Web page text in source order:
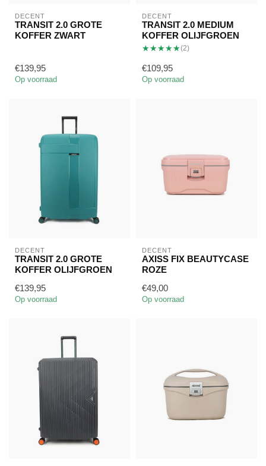
DECENT
TRANSIT 2.0 GROTE
KOFFER ZWART
€139,95
Op voorraad
DECENT
TRANSIT 2.0 MEDIUM
KOFFER OLIJFGROEN
★★★★★
★★★★★(2)
€109,95
Op voorraad
DECENT
TRANSIT 2.0 GROTE
KOFFER OLIJFGROEN
€139,95
Op voorraad
DECENT
AXISS FIX BEAUTYCASE
ROZE
€49,00
Op voorraad